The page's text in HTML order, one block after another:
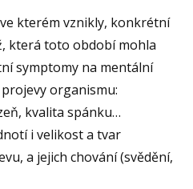
kterém vznikly, konkrétní
která toto období mohla
symptomy na mentální
organismu:
kvalita spánku…
i velikost a tvar
a jejich chování (svědění,